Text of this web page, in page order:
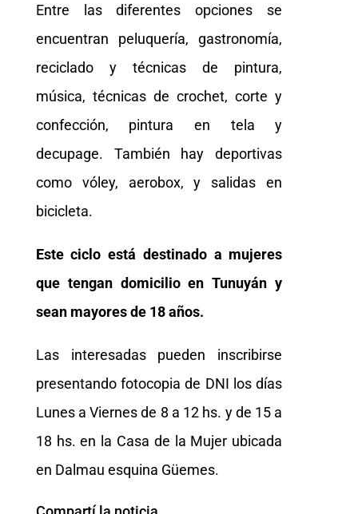
Entre las diferentes opciones se
encuentran peluquería, gastronomía,
reciclado y técnicas de pintura,
música, técnicas de crochet, corte y
confección, pintura en tela y
decupage. También hay deportivas
como vóley, aerobox, y salidas en
bicicleta.
Este ciclo está destinado a mujeres
que tengan domicilio en Tunuyán y
sean mayores de 18 años.
Las interesadas pueden inscribirse
presentando fotocopia de DNI los días
Lunes a Viernes de 8 a 12 hs. y de 15 a
18 hs. en la Casa de la Mujer ubicada
en Dalmau esquina Güemes.